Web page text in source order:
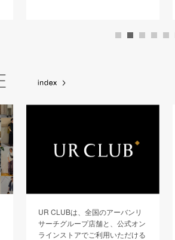
UR CLUBは、全国のアーバンリ
サーチグループ店舗と、公式オン
ラインストアでご利用いただける